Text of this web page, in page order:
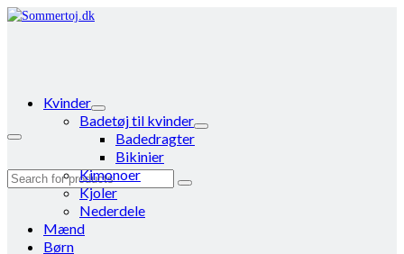
Search
Kvinder
Badetøj til kvinder
Badedragter
Bikinier
Kimonoer
Kjoler
Nederdele
Mænd
Børn